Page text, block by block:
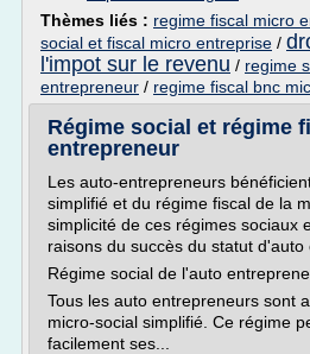
Thèmes liés : regime fiscal micro
social et fiscal micro entreprise /
l'impot sur le revenu / regime
entrepreneur / regime fiscal bnc
Régime social et régime
entrepreneur
Les auto-entrepreneurs
simplifié et du régime fiscal de la
simplicité de ces régimes sociaux
raisons du succès du statut d'auto
Régime social de l'auto
Tous les auto entrepreneurs sont
micro-social simplifié. Ce régime
facilement ses...